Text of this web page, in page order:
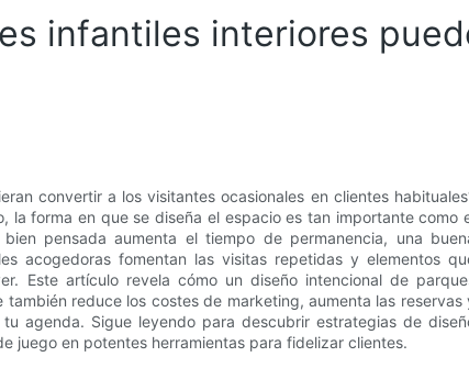
infantiles interiores
convertir a los visitantes ocasionales en clientes
la forma en que se diseña el espacio es tan importante como
pensada aumenta el tiempo de permanencia, una
acogedoras fomentan las visitas repetidas y elementos
Este artículo revela cómo un diseño intencional de
reduce los costes de marketing, aumenta las reservas
agenda. Sigue leyendo para descubrir estrategias de
juego en potentes herramientas para fidelizar clientes.